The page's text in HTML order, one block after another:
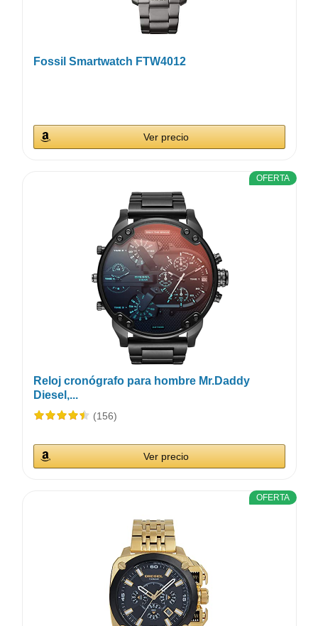
Fossil Smartwatch FTW4012
Ver precio
OFERTA
Reloj cronógrafo para hombre Mr.Daddy
Diesel,...
(156)
Ver precio
OFERTA